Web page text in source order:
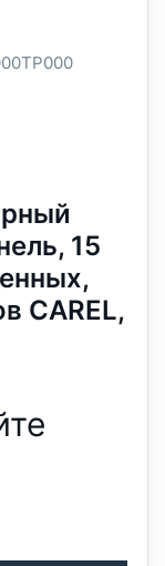
15
CAREL,